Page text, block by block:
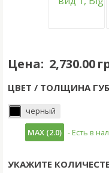
Цена: 2,730.00
ЦВЕТ / ТОЛЩИНА
черный
MAX (2.0) - Есть в
УКАЖИТЕ